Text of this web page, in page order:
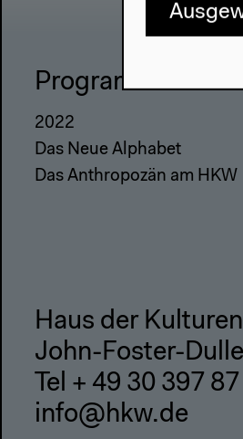
Programm
2022
Das Neue Alphabet
Das Anthropozän am HKW
Haus der
John-Foster-
Tel + 49 30 397
info@hkw.de